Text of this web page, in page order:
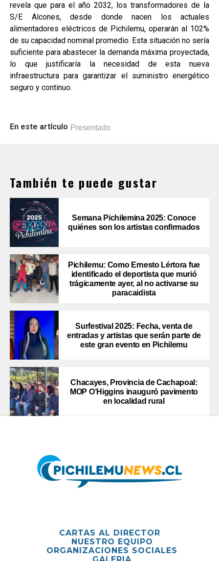
revela que para el año 2032, los transformadores de la
S/E Alcones, desde donde nacen los actuales
alimentadores eléctricos de Pichilemu, operarán al 102%
de su capacidad nominal promedio. Esta situación no sería
suficiente para abastecer la demanda máxima proyectada,
lo que justificaría la necesidad de esta nueva
infraestructura para garantizar el suministro energético
seguro y continuo.
En este artículo Presentado
También te puede gustar
Semana Pichilemina 2025: Conoce
quiénes son los artistas confirmados
Pichilemu: Como Ernesto Lértora fue
identificado el deportista que murió
trágicamente ayer, al no activarse su
paracaidista
Surfestival 2025: Fecha, venta de
entradas y artistas que serán parte de
este gran evento en Pichilemu
Chacayes, Provincia de Cachapoal:
MOP O’Higgins inauguró pavimento
en localidad rural
CARTAS AL DIRECTOR
NUESTRO EQUIPO
ORGANIZACIONES SOCIALES